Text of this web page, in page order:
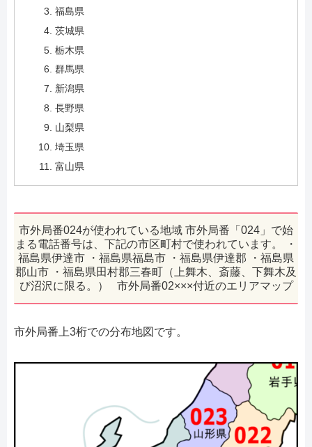
福島県
茨城県
栃木県
群馬県
新潟県
長野県
山梨県
埼玉県
富山県
市外局番024が使われている地域 市外局番「024」で始
まる電話番号は、下記の市区町村で使われています。 ・
福島県伊達市 ・福島県福島市 ・福島県伊達郡 ・福島県
郡山市 ・福島県田村郡三春町（上舞木、斎藤、下舞木及
び沼沢に限る。） 市外局番02×××付近のエリアマップ
市外局番上3桁での分布地図です。